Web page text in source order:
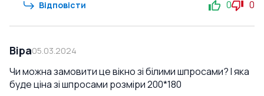
Відповісти 0 0
Віра05.03.2024
Чи можна замовити це вікно зі білими шпросами? І яка
буде ціна зі шпросами розміри 200*180